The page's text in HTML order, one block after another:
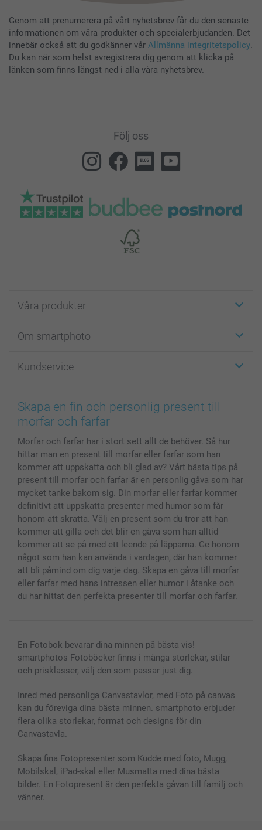
Genom att prenumerera på vårt nyhetsbrev får du den senaste
informationen om våra produkter och specialerbjudanden. Det
innebär också att du godkänner vår Allmänna integritetspolicy.
Du kan när som helst avregistrera dig genom att klicka på
länken som finns längst ned i alla våra nyhetsbrev.
Följ oss
Våra produkter
Fotokort
Fotoböcker
Bilder, Fotoförstoring & Fotohäften
Skal till Mobil & Surfplatta
Fotoalmanackor & Fotoagenda
Fotoramar & Tillbehör
Presentkort
Alla fotoprodukter
Om smartphoto
För affiliates
Cookie Policy
Sitemap
Investor Relations
Kundservice
smartgaranti
smartbonus
Status på beställningar
Skapa en fin och personlig present till
morfar och farfar
Morfar och farfar har i stort sett allt de behöver. Så hur
hittar man en present till morfar eller farfar som han
kommer att uppskatta och bli glad av? Vårt bästa tips på
present till morfar och farfar är en personlig gåva som har
mycket tanke bakom sig. Din morfar eller farfar kommer
definitivt att uppskatta presenter med humor som får
honom att skratta. Välj en present som du tror att han
kommer att gilla och det blir en gåva som han alltid
kommer att se på med ett leende på läpparna. Ge honom
något som han kan använda i vardagen, där han kommer
att bli påmind om dig varje dag. Skapa en gåva till morfar
eller farfar med hans intressen eller humor i åtanke och
du har hittat den perfekta presenter till morfar och farfar.
En Fotobok bevarar dina minnen på bästa vis!
smartphotos Fotoböcker finns i många storlekar, stilar
och prisklasser, välj den som passar just dig.
Inred med personliga Canvastavlor, med Foto på canvas
kan du föreviga dina bästa minnen. smartphoto erbjuder
flera olika storlekar, format och designs för din
Canvastavla.
Skapa fina Fotopresenter som Kudde med foto, Mugg,
Mobilskal, iPad-skal eller Musmatta med dina bästa
bilder. En Fotopresent är den perfekta gåvan till familj och
vänner.